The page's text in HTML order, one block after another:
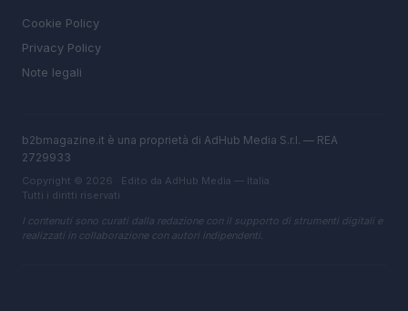
Cookie Policy
Privacy Policy
Note legali
b2bmagazine.it è una proprietà di AdHub Media S.r.l. — REA
2729933
Copyright © 2026 · Edito da AdHub Media — Italia
Tutti i diritti riservati
I contenuti sono curati dalla redazione con il supporto di strumenti digitali e
realizzati in collaborazione con autori indipendenti.